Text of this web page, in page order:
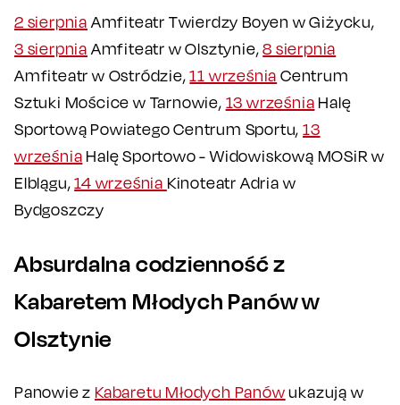
2 sierpnia Amfiteatr Twierdzy Boyen w Giżycku,
3 sierpnia Amfiteatr w Olsztynie,8 sierpnia
Amfiteatr w Ostródzie,11 września Centrum
Sztuki Mościce w Tarnowie, 13 września Halę
Sportową Powiatego Centrum Sportu, 13
września Halę Sportowo - Widowiskową MOSiR w
Elblągu,14 września Kinoteatr Adria w
Bydgoszczy
Absurdalna codzienność z
Kabaretem Młodych Panów w
Olsztynie
Panowie z Kabaretu Młodych Panówukazują w